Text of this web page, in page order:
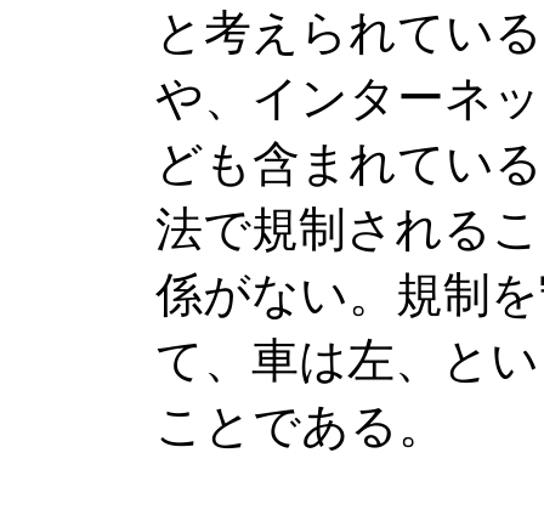
と考えられてい
や、インターネ
ども含まれてい
法で規制される
係がない。規制
て、車は左、と
ことである。